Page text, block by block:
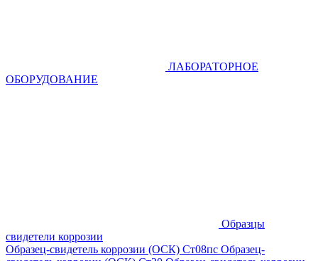
ЛАБОРАТОРНОЕ
ОБОРУДОВАНИЕ
Образцы
свидетели коррозии
Образец-свидетель коррозии (ОСК) Ст08пс Образец-